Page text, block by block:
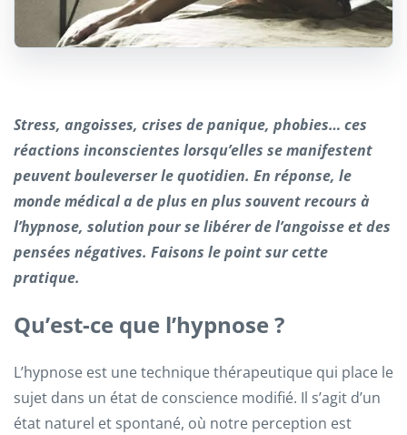
Stress, angoisses, crises de panique, phobies… ces
réactions inconscientes lorsqu’elles se manifestent
peuvent bouleverser le quotidien. En réponse, le
monde médical a de plus en plus souvent recours à
l’hypnose, solution pour se libérer de l’angoisse et des
pensées négatives. Faisons le point sur cette
pratique.
Qu’est-ce que l’hypnose ?
L’hypnose est une technique thérapeutique qui place le
sujet dans un état de conscience modifié. Il s’agit d’un
état naturel et spontané, où notre perception est